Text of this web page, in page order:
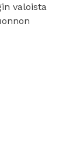
valoista